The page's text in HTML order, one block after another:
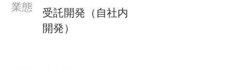
業態
受託開発（自社内
開発）